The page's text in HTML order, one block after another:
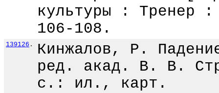
культуры :
106-108.
139126 .
Кинжалов, Р.
ред. акад. В. В.
с.: ил., карт.